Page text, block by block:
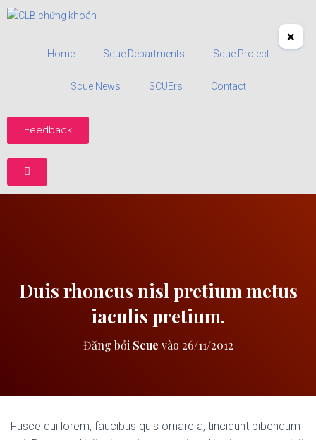
Home Scue Departments Scue Project
Scue News SCUErs Contact
Feedback
Duis rhoncus nisl pretium metus
iaculis pretium.
Đăng bởi Scue vào 26/11/2012
Fusce dui lorem, faucibus quis ornare a, tincidunt bibendum
×